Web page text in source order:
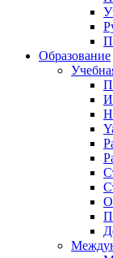
Образование